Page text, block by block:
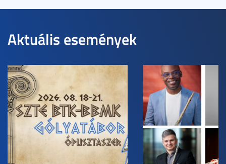
Aktuális események